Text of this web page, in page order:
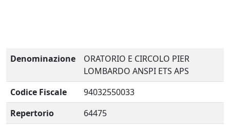
Denominazione
ORATORIO E CIRCOLO PIER
LOMBARDO ANSPI ETS APS
Codice Fiscale
94032550033
Repertorio
64475